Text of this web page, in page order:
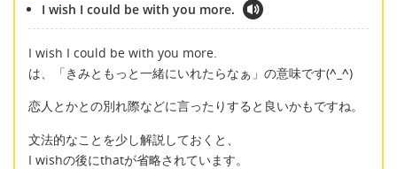
I wish I could be with you more.
I wish I could be with you more.
は、「きみともっと一緒にいれたらなぁ」の意味です(^_^)
恋人とかとの別れ際などに言ったりすると良いかもですね。
文法的なことを少し解説しておくと、
I wishの後にthatが省略されています。